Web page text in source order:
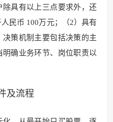
具有以上三点要求外，还
民币 100万元；（2）具有
策机制主要包括决策的主
确业务环节、岗位职责以
及流程